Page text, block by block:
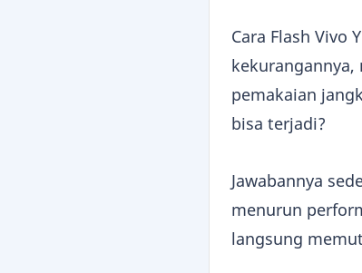
Cara Flash Vivo
pemakaian
bisa terjadi?
Jawabannya
menurun
langsung